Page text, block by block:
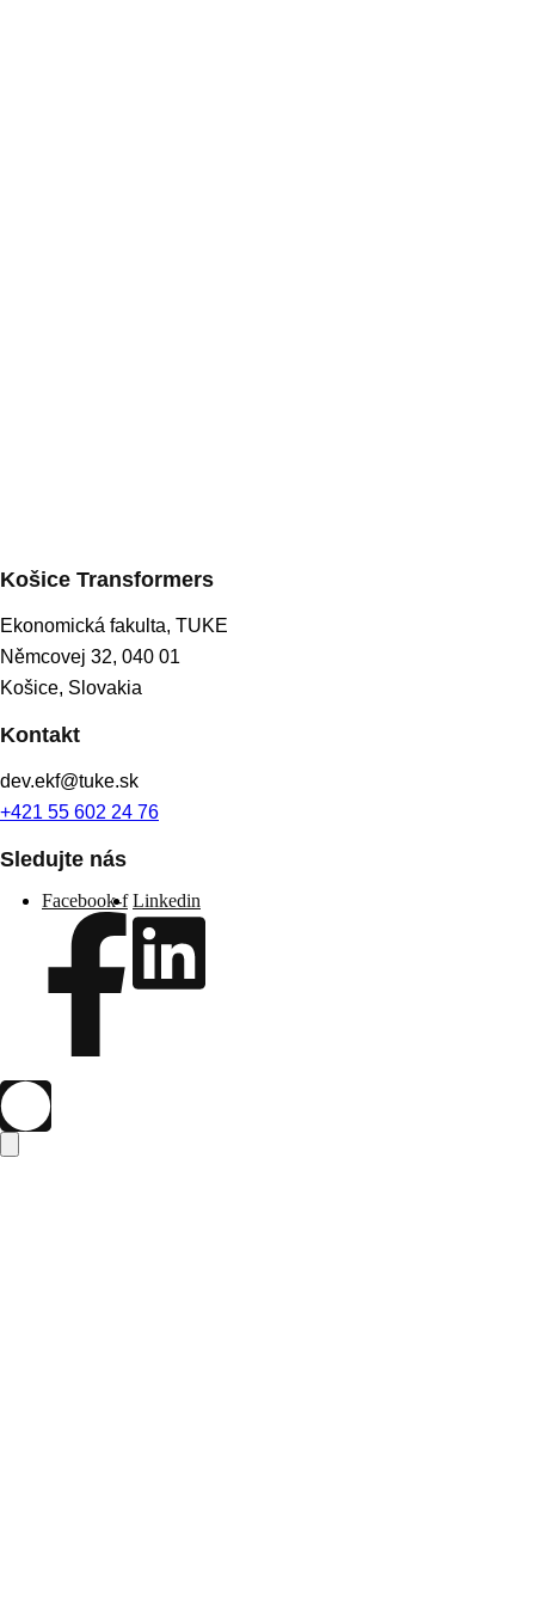
Košice Transformers
Ekonomická fakulta, TUKE
Němcovej 32, 040 01
Košice, Slovakia
Kontakt
dev.ekf@tuke.sk
+421 55 602 24 76
Sledujte nás
Facebook-f Linkedin